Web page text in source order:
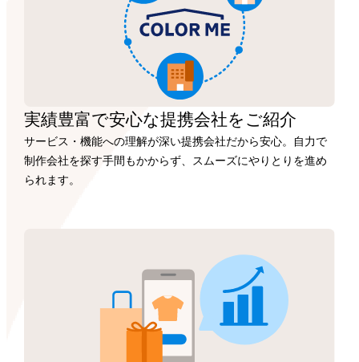
実績豊富で安心な提携会社を ご紹介
サービス・機能への理解が深い提携会社だから安心。自力で
制作会社を探す手間もかからず、スムーズにやりとりを進め
られます。